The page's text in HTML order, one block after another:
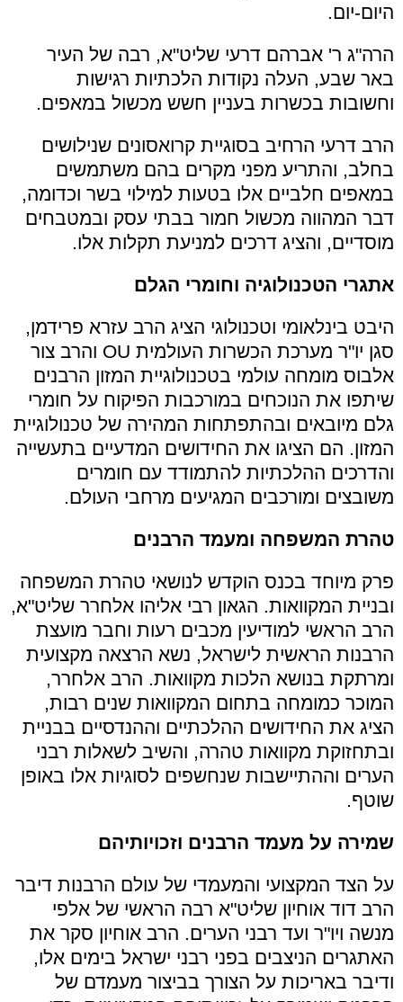
היום-יום.
הרה"ג ר' אברהם דרעי שליט"א, רבה של העיר
באר שבע, העלה נקודות הלכתיות רגישות
וחשובות בכשרות בעניין חשש מכשול במאפים.
הרב דרעי הרחיב בסוגיית קרואסונים שנילושים
בחלב, והתריע מפני מקרים בהם משתמשים
במאפים חלביים אלו בטעות למילוי בשר וכדומה,
דבר המהווה מכשול חמור בבתי עסק ובמטבחים
מוסדיים, והציג דרכים למניעת תקלות אלו.
אתגרי הטכנולוגיה וחומרי הגלם
היבט בינלאומי וטכנולוגי הציג הרב עזרא פרידמן,
סגן יו"ר מערכת הכשרות העולמית OU והרב צור
אלבוס מומחה עולמי בטכנולוגיית המזון הרבנים
שיתפו את הנוכחים במורכבות הפיקוח על חומרי
גלם מיובאים ובהתפתחות המהירה של טכנולוגיית
המזון. הם הציגו את החידושים המדעיים בתעשייה
והדרכים ההלכתיות להתמודד עם חומרים
משובצים ומורכבים המגיעים מרחבי העולם.
טהרת המשפחה ומעמד הרבנים
פרק מיוחד בכנס הוקדש לנושאי טהרת המשפחה
ובניית המקוואות. הגאון רבי אליהו אלחרר שליט"א,
הרב הראשי למודיעין מכבים רעות וחבר מועצת
הרבנות הראשית לישראל, נשא הרצאה מקצועית
ומרתקת בנושא הלכות מקוואות. הרב אלחרר,
המוכר כמומחה בתחום המקוואות שנים רבות,
הציג את החידושים ההלכתיים וההנדסיים בבניית
ובתחזוקת מקוואות טהרה, והשיב לשאלות רבני
הערים וההתיישבות שנחשפים לסוגיות אלו באופן
שוטף.
שמירה על מעמד הרבנים וזכויותיהם
על הצד המקצועי והמעמדי של עולם הרבנות דיבר
הרב דוד אוחיון שליט"א רבה הראשי של אלפי
מנשה ויו"ר ועד רבני הערים. הרב אוחיון סקר את
האתגרים הניצבים בפני רבני ישראל בימים אלו,
ודיבר באריכות על הצורך בביצור מעמדם של